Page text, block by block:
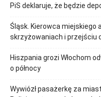
PiS deklaruje, że będzie
Śląsk. Kierowca miejskiego
skrzyżowaniach i przejściu
Hiszpania grozi Włochom
o północy
Wywiózł pasażerkę za